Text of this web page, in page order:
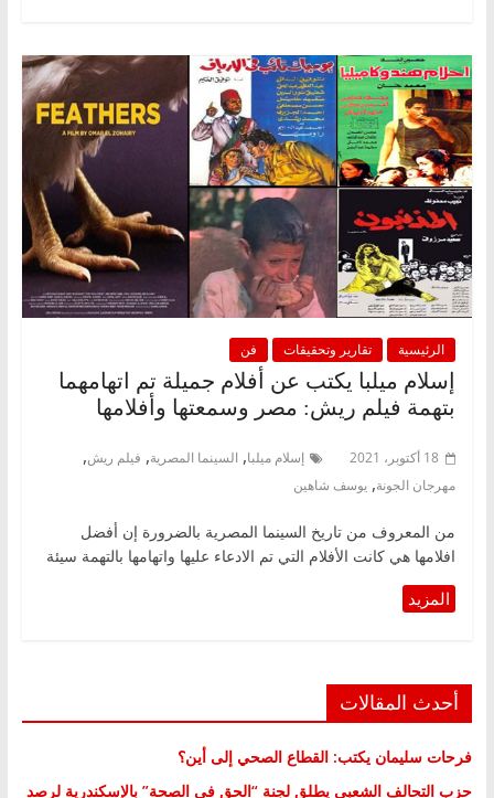
الرئيسية تقارير وتحقيقات فن
إسلام ميلبا يكتب عن أفلام جميلة تم اتهامهما
بتهمة فيلم ريش: مصر وسمعتها وأفلامها
18 أكتوبر، 2021 إسلام ميلبا, السينما المصرية, فيلم ريش,
مهرجان الجونة, يوسف شاهين
من المعروف من تاريخ السينما المصرية بالضرورة إن أفضل
افلامها هي كانت الأفلام التي تم الادعاء عليها واتهامها بالتهمة سيئة
أحدث المقالات
فرحات سليمان يكتب: القطاع الصحي إلى أين؟
حزب التحالف الشعبي يطلق لجنة “الحق في الصحة” بالإسكندرية لرصد